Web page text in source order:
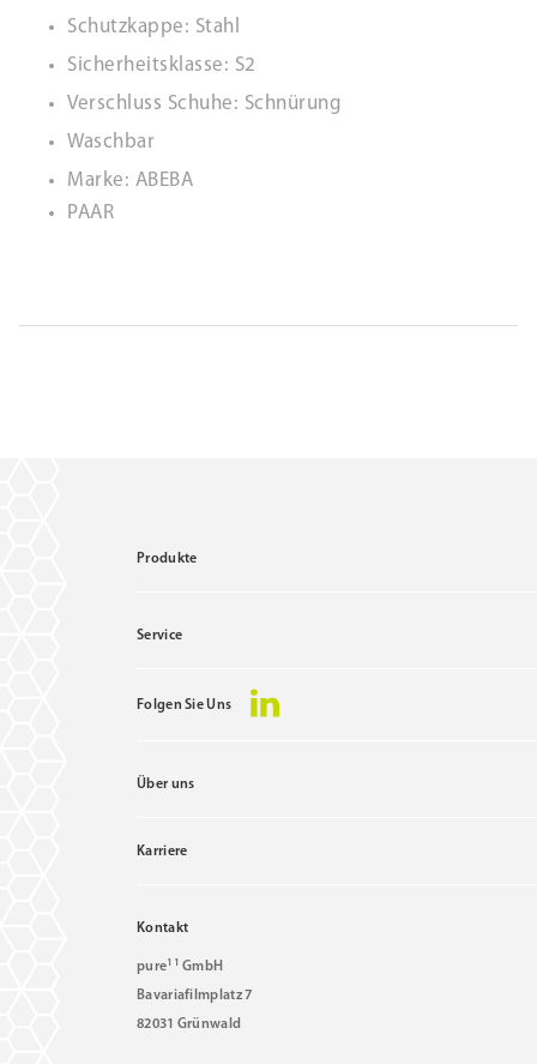
Schutzkappe: Stahl
Sicherheitsklasse: S2
Verschluss Schuhe: Schnürung
Waschbar
Marke: ABEBA
PAAR
Produkte
Service
Folgen Sie Uns
Über uns
Karriere
Kontakt
pure11 GmbH
Bavariafilmplatz 7
82031 Grünwald